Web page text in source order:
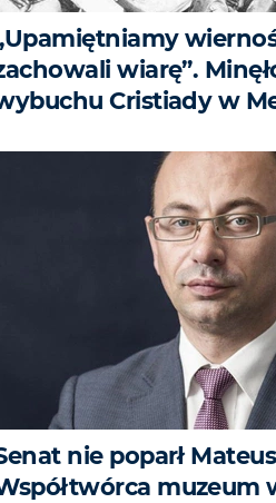
wiarę”.
Cristiady w
nie poparł
muzeum